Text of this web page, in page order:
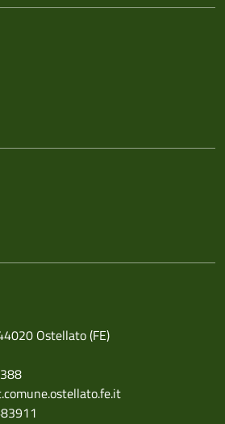
Ostellato (FE)